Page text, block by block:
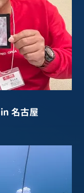
名古屋